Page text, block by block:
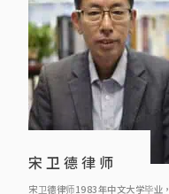
宋卫德律师
宋卫德律师1983年中文大学毕业，